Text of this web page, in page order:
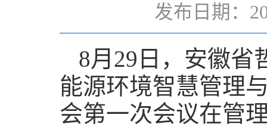
发布日期：
8月29日，安徽
能源环境智慧管理
会第一次会议在管